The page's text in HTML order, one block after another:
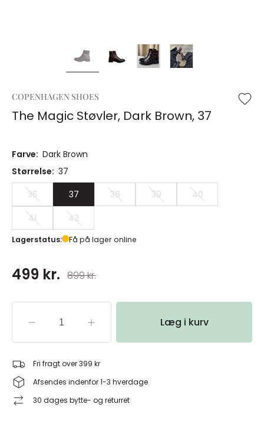
COPENHAGEN SHOES
The Magic Støvler, Dark Brown, 37
Farve: Dark Brown
Størrelse: 37
36
37 38 39
40
41
42
Lagerstatus: Få på lager online
499 kr. 899 kr.
Læg i kurv
Fri fragt over 399 kr
Afsendes indenfor 1-3 hverdage
30 dages bytte- og returret